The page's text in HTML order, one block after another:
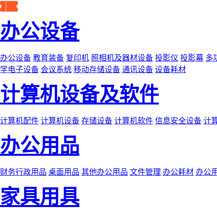
办公设备
办公设备 教育装备 复印机 照相机及器材设备 投影仪 投影幕 多
学电子设备 会议系统 移动存储设备 通讯设备 设备耗材
计算机设备及软件
计算机配件 计算机设备 存储设备 计算机软件 信息安全设备 计
办公用品
财务行政用品 桌面用品 其他办公用品 文件管理 办公耗材 办公
家具用具